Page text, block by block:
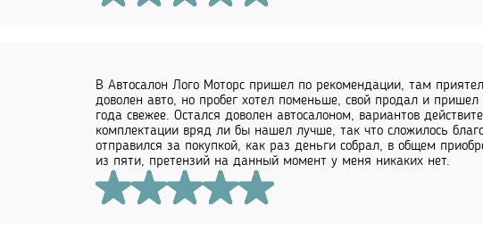
В Автосалон Лого Моторс пришел по рекомендации, там
доволен авто, но пробег хотел поменьше, свой продал и
года свежее. Остался доволен автосалоном, вариантов
комплектации вряд ли бы нашел лучше, так что сложилось
отправился за покупкой, как раз деньги собрал, в общем
из пяти, претензий на данный момент у меня никаких нет.